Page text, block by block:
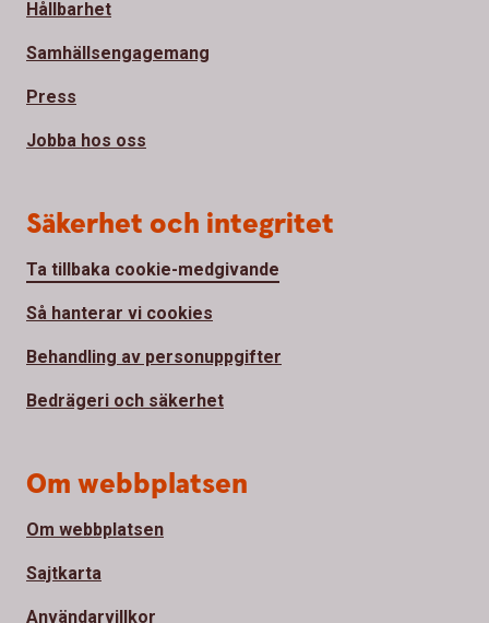
Hållbarhet
Samhällsengagemang
Press
Jobba hos oss
Säkerhet och integritet
Ta tillbaka cookie-medgivande
Så hanterar vi cookies
Behandling av personuppgifter
Bedrägeri och säkerhet
Om webbplatsen
Om webbplatsen
Sajtkarta
Användarvillkor